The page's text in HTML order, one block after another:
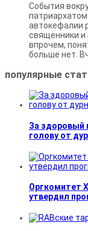
События
автокефалии
священники и
впрочем,
больше нет.
популярные
За здоровый
голову от
Оргкомитет
утвердил